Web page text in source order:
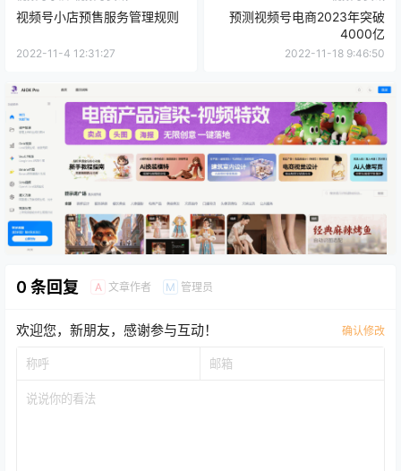
视频号小店预售服务管理规则
2022-11-4 12:31:27
预测视频号电商2023年突破
4000亿
2022-11-18 9:46:50
0 条回复 A 文章作者 M 管理员
欢迎您，新朋友，感谢参与互动！ 确认修改